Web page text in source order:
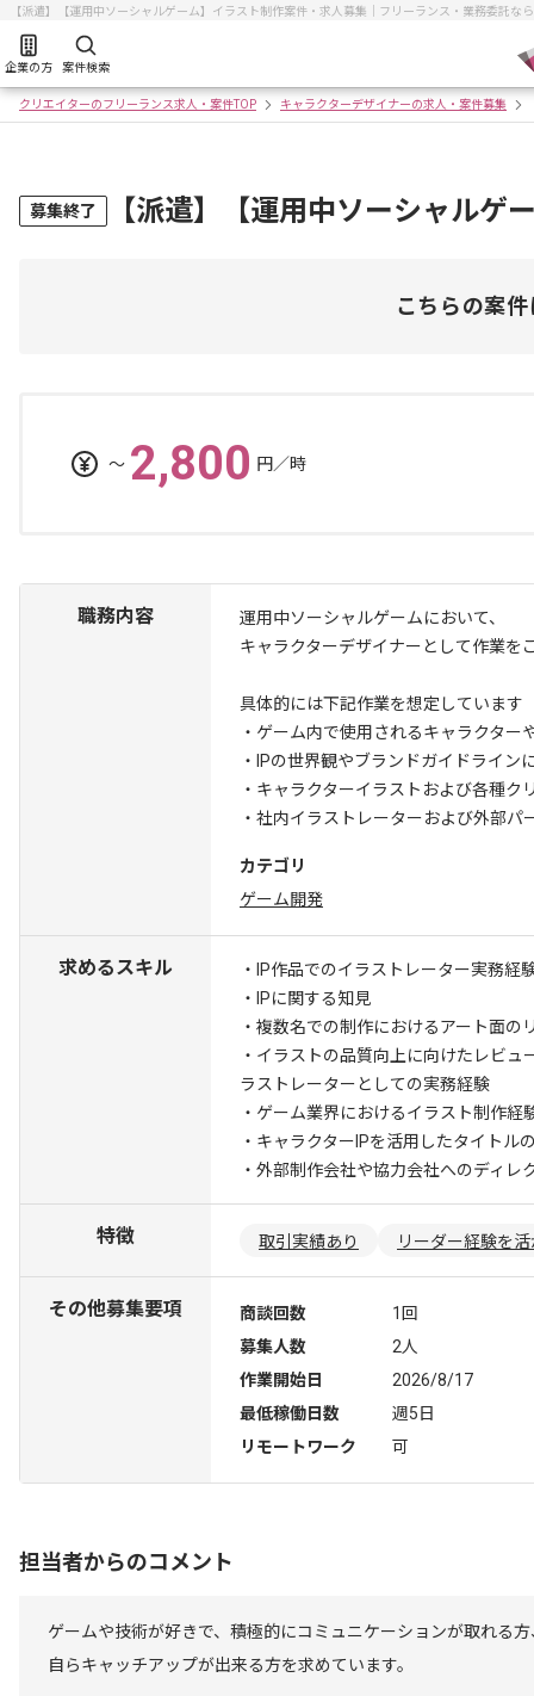
【派遣】【運用中ソーシャルゲーム】イラスト制作案件・求人募集｜フリーランス・業務委託な
企業の方 案件検索
クリエイターのフリーランス求人・案件TOP キャラクターデザイナーの求人・案件募集
募集終了 【派遣】【運用中ソーシャルゲ
こちらの案
〜 2,800 円／時
職務内容
運用中ソーシャルゲームにおいて、
キャラクターデザイナーとして作業を
具体的には下記作業を想定しています
・ゲーム内で使用されるキャラクター
・IPの世界観やブランドガイドライン
・キャラクターイラストおよび各種ク
・社内イラストレーターおよび外部
カテゴリ
ゲーム開発
求めるスキル
・IP作品でのイラストレーター実務経
・IPに関する知見
・複数名での制作におけるアート面の
・イラストの品質向上に向けたレビュ
ラストレーターとしての実務経験
・ゲーム業界におけるイラスト制作経
・キャラクターIPを活用したタイトル
・外部制作会社や協力会社へのディレ
特徴 取引実績あり リーダー経験を
その他募集要項 商談回数
1回
募集人数
2人
作業開始日
2026/8/17
最低稼働日数
週5日
リモートワーク
可
担当者からのコメント
ゲームや技術が好きで、積極的にコミュニケーションが取れる方
自らキャッチアップが出来る方を求めています。